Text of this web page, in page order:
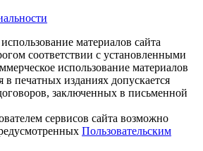
материалов сайта
соответствии с установленными
использование материалов
в печатных изданиях допускается
заключенных в письменной
сервисов сайта возможно
Пользовательским